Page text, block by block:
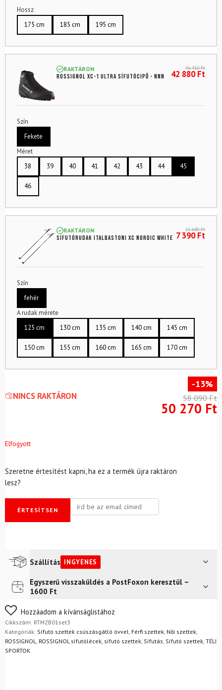
Hossz
175 cm
185 cm 195 cm
RAKTÁRON
ROSSIGNOL XC-1 Ultra sífutócipő - NNN
46 410Ft
42 880Ft
Szín
Fekete
Méret
38
39 40 41 42 43 44 45
46
RAKTÁRON
Sífutórudak ITALBASTONI XC Nordic White
11 680Ft
7 390Ft
Szín
fehér
A rudak mérete
125 cm
130 cm 135 cm 140 cm 145 cm
150 cm 155 cm 160 cm 165 cm 170 cm
NINCS RAKTÁRON
-13%
58 090Ft
50 270 Ft
Elfogyott
Szeretne értesítést kapni, ha ez a termék újra raktáron
lesz?
ÉRTESÍTSEN
Szállítás INGYENES
Futár a címreIngyenes
Egyszerű visszaküldés a PostFoxon keresztül –
1600 Ft
Nem biztos a választásában? Semmi gond – a terméket
egyszerűen visszaküldheti 14 napon belül, indoklás nélkül.
Mik a visszaküldés feltételei?
Hozzáadom a kívánságlistához
Cikkszám: RTMZB01set3
Kategóriák: Sífutó szettek csúszásgátló övvel, Férfi szettek, Női szettek,
ROSSIGNOL, ROSSIGNOL sífutólécek, sífutó szettek, Sífutás, Sífutó szettek, TÉLI
SPORTOK